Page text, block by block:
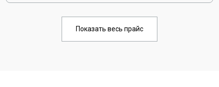
Показать весь прайс